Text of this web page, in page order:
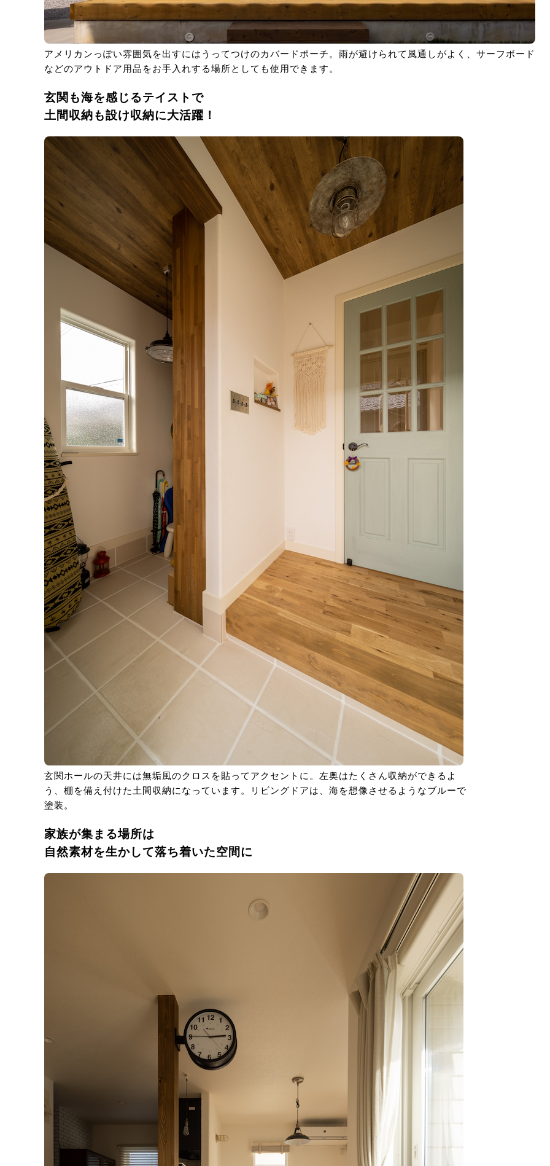
アメリカンっぽい雰囲気を出すにはうってつけのカバードポーチ。雨が避けられて風通しがよく、サーフボード
などのアウトドア用品をお手入れする場所としても使用できます。
玄関も海を感じるテイストで
土間収納も設け収納に大活躍！
玄関ホールの天井には無垢風のクロスを貼ってアクセントに。左奥はたくさん収納ができるよ
う、棚を備え付けた土間収納になっています。リビングドアは、海を想像させるようなブルーで
塗装。
家族が集まる場所は
自然素材を生かして落ち着いた空間に